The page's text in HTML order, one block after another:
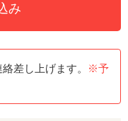
み
差し上げます。
※予